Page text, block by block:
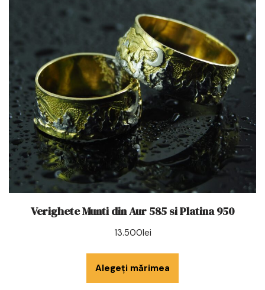
Verighete Munti din Aur 585 si Platina 950
13.500lei
Alegeți mărimea